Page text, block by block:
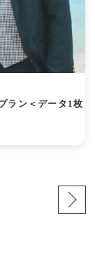
ラン＜データ1枚